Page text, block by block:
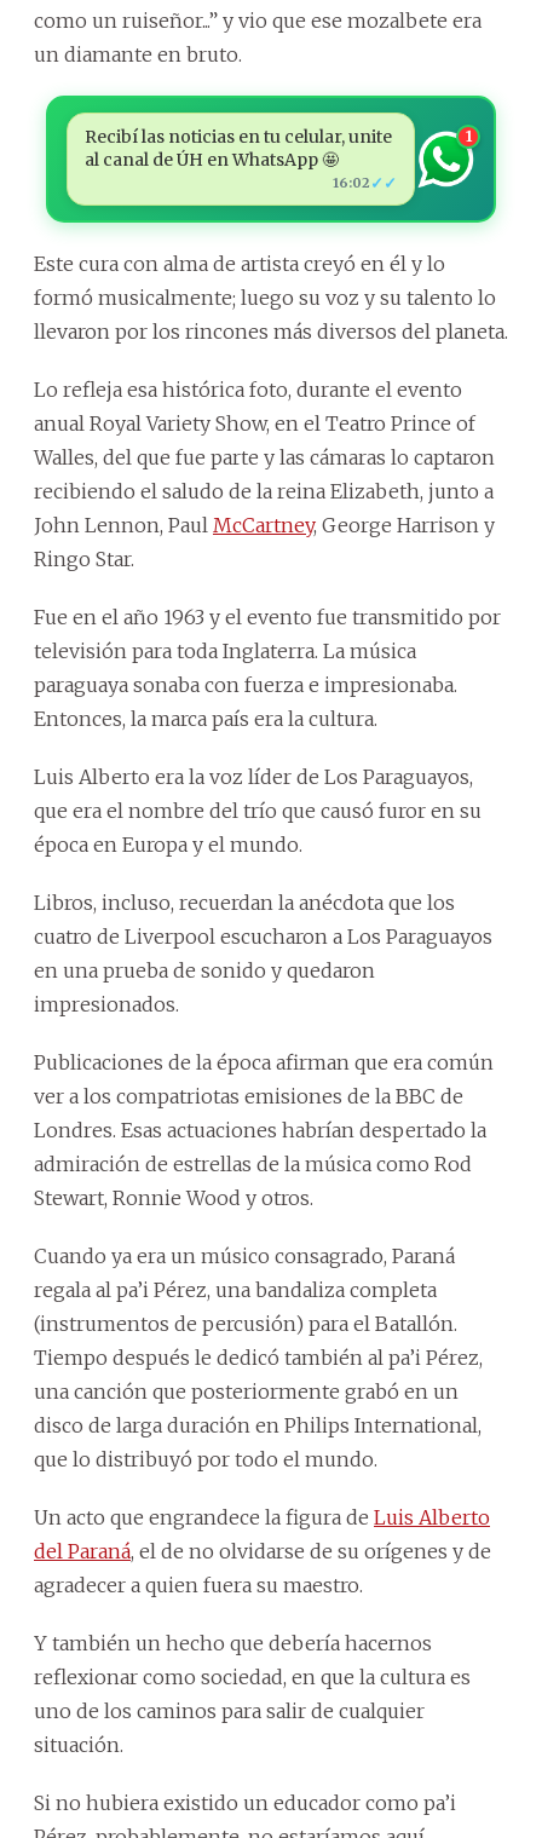
como un ruiseñor...” y vio que ese mozalbete era
un diamante en bruto.
Recibí las noticias en tu celular, unite
al canal de ÚH en WhatsApp 🤩
16:02 ✓✓
1
Este cura con alma de artista creyó en él y lo
formó musicalmente; luego su voz y su talento lo
llevaron por los rincones más diversos del planeta.
Lo refleja esa histórica foto, durante el evento
anual Royal Variety Show, en el Teatro Prince of
Walles, del que fue parte y las cámaras lo captaron
recibiendo el saludo de la reina Elizabeth, junto a
John Lennon, Paul McCartney, George Harrison y
Ringo Star.
Fue en el año 1963 y el evento fue transmitido por
televisión para toda Inglaterra. La música
paraguaya sonaba con fuerza e impresionaba.
Entonces, la marca país era la cultura.
Luis Alberto era la voz líder de Los Paraguayos,
que era el nombre del trío que causó furor en su
época en Europa y el mundo.
Libros, incluso, recuerdan la anécdota que los
cuatro de Liverpool escucharon a Los Paraguayos
en una prueba de sonido y quedaron
impresionados.
Publicaciones de la época afirman que era común
ver a los compatriotas emisiones de la BBC de
Londres. Esas actuaciones habrían despertado la
admiración de estrellas de la música como Rod
Stewart, Ronnie Wood y otros.
Cuando ya era un músico consagrado, Paraná
regala al pa’i Pérez, una bandaliza completa
(instrumentos de percusión) para el Batallón.
Tiempo después le dedicó también al pa’i Pérez,
una canción que posteriormente grabó en un
disco de larga duración en Philips International,
que lo distribuyó por todo el mundo.
Un acto que engrandece la figura de Luis Alberto
del Paraná, el de no olvidarse de su orígenes y de
agradecer a quien fuera su maestro.
Y también un hecho que debería hacernos
reflexionar como sociedad, en que la cultura es
uno de los caminos para salir de cualquier
situación.
Si no hubiera existido un educador como pa’i